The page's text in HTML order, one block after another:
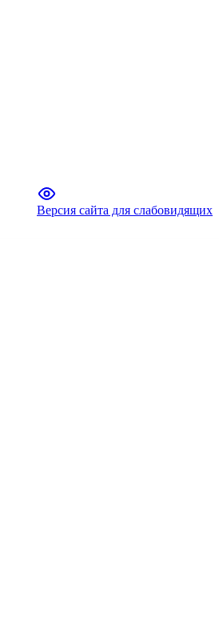
Версия сайта для слабовидящих